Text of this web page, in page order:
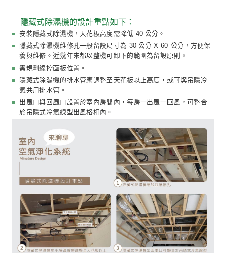
隱藏式空氣淨化設備
多數全熱交換器並沒有淨化功能，因此需要搭配隱藏式
備，功能較單一的機種可過濾 PM2.5 等懸浮微粒，也有
的無動力空氣清淨機，可過濾香煙、廚房油煙、塵埃、
細菌及較大的過濾性病原體等。引入外氣後，先進入空
動力空氣清淨機，可高效率過濾污濁空氣，再將新鮮空
換器進行熱交換，可避免通風管內部積存塵埃或污染物
室內空氣品質。
隱藏式空氣淨化設備的設計重點如下：
安裝空氣淨化箱或無動力空氣清淨機，天花板高度需
分。
在室內規劃時，空氣淨化箱或無動力空氣清淨機的配
風口為佳，過濾後的空氣再送入全熱交換器，確保風
淨。
空氣淨化箱與無動力空氣清淨機維修孔傳統留設尺寸